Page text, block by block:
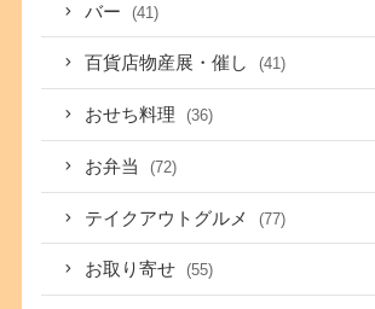
バー (41)
百貨店物産展・催し (41)
おせち料理 (36)
お弁当 (72)
テイクアウトグルメ (77)
お取り寄せ (55)